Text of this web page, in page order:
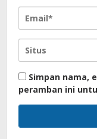
Simpan nama,
peramban ini